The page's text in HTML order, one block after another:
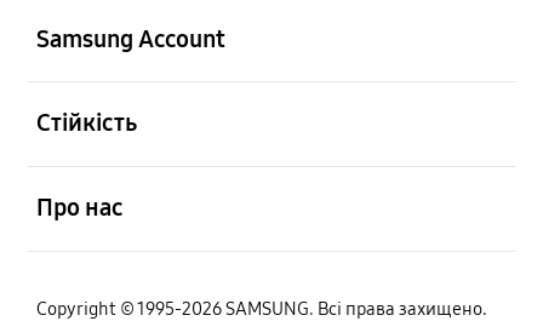
Samsung Account
Стійкість
Про нас
Copyright © 1995-2026 SAMSUNG. Всі права захищено.